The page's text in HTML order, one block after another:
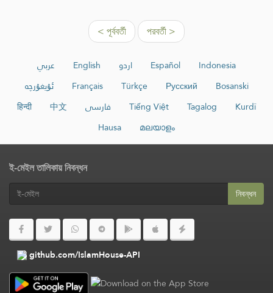
< পূর্ববর্তী পরবর্তী >
عربي English اردو Español
Indonesia
ئۇيغۇرچە
Français Türkçe Русский
Bosanski
हिन्दी
中文 فارسی Tiếng Việt Tagalog
Kurdî
Hausa
മലയാളം
ই-মেইল তালিকায় নিবন্ধন
নিবন্ধন
github.com/IslamHouse-API